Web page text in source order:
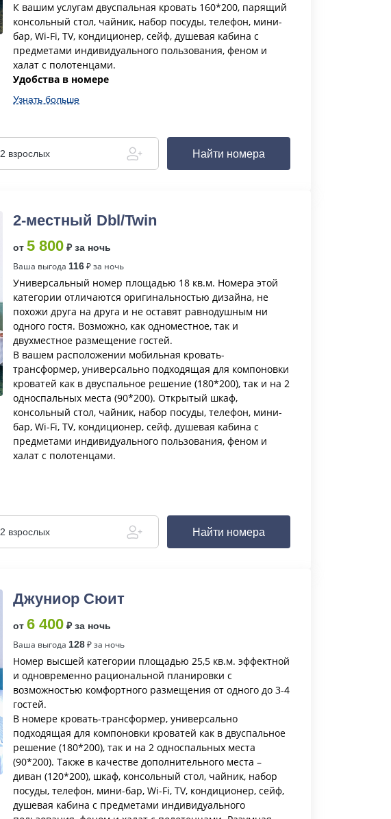
К вашим услугам двуспальная кровать 160*200, парящий
консольный стол, чайник, набор посуды, телефон, мини-
бар, Wi-Fi, TV, кондиционер, сейф, душевая кабина с
предметами индивидуального пользования, феном и
халат с полотенцами.
Удобства в номере
Узнать больше
2 взрослых Найти номера
2-местный Dbl/Twin
от 5 800 ₽ за ночь
Ваша выгода 116₽ за ночь
Универсальный номер площадью 18 кв.м. Номера этой
категории отличаются оригинальностью дизайна, не
похожи друга на друга и не оставят равнодушным ни
одного гостя. Возможно, как одноместное, так и
двухместное размещение гостей.
В вашем расположении мобильная кровать-
трансформер, универсально подходящая для компоновки
кроватей как в двуспальное решение (180*200), так и на 2
односпальных места (90*200). Открытый шкаф,
консольный стол, чайник, набор посуды, телефон, мини-
бар, Wi-Fi, TV, кондиционер, сейф, душевая кабина с
предметами индивидуального пользования, феном и
халат с полотенцами.
2 взрослых Найти номера
Джуниор Сюит
от 6 400 ₽ за ночь
Ваша выгода 128₽ за ночь
Номер высшей категории площадью 25,5 кв.м. эффектной
и одновременно рациональной планировки с
возможностью комфортного размещения от одного до 3-4
гостей.
В номере кровать-трансформер, универсально
подходящая для компоновки кроватей как в двуспальное
решение (180*200), так и на 2 односпальных места
(90*200). Также в качестве дополнительного места –
диван (120*200), шкаф, консольный стол, чайник, набор
посуды, телефон, мини-бар, Wi-Fi, TV, кондиционер, сейф,
душевая кабина с предметами индивидуального